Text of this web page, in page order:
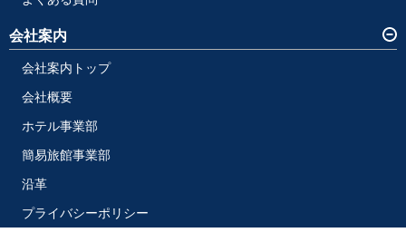
会社案内
会社案内トップ
会社概要
ホテル事業部
簡易旅館事業部
沿革
プライバシーポリシー